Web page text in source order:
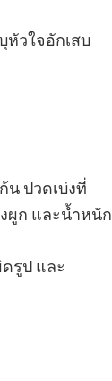
หัวใจอักเสบ
ปวดเบ่งที่
ผูก และน้ำหนัก
รูป และ